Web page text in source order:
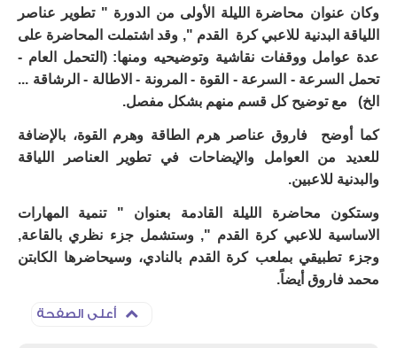
وكان عنوان محاضرة الليلة الأولى من الدورة " تطوير عناصر
اللياقة البدنية للاعبي كرة القدم ", وقد اشتملت المحاضرة على
عدة عوامل ووقفات نقاشية وتوضيحيه ومنها: (التحمل العام -
تحمل السرعة - السرعة - القوة - المرونة - الاطالة - الرشاقة ...
الخ) مع توضيح كل قسم منهم بشكل مفصل.
كما أوضح فاروق عناصر هرم الطاقة وهرم القوة، بالإضافة
للعديد من العوامل والإيضاحات في تطوير العناصر اللياقة
والبدنية للاعبين.
وستكون محاضرة الليلة القادمة بعنوان " تنمية المهارات
الاساسية للاعبي كرة القدم ", وستشمل جزء نظري بالقاعة,
وجزء تطبيقي بملعب كرة القدم بالنادي، وسيحاضرها الكابتن
محمد فاروق أيضاً.
أعلى الصفحة